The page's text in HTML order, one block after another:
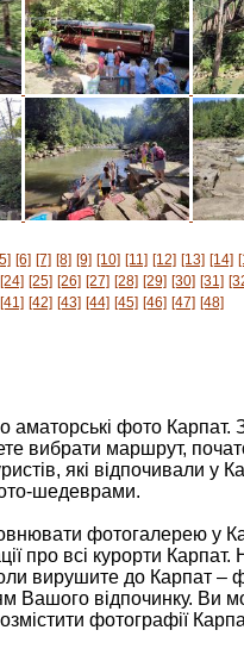
[6] [7] [8] [9] [10] [11] [12] [13] [14]
[24] [25] [26] [27] [28] [29] [30] [31]
[41] [42] [43] [44] [45] [46] [47] [48]
аматорські фото
вибрати маршрут,
які відпочивали у
шедеврами.
фотогалерею у
про всі курорти Карпат.
вирушите до Карпат –
Вашого відпочинку. Ви
фотографії